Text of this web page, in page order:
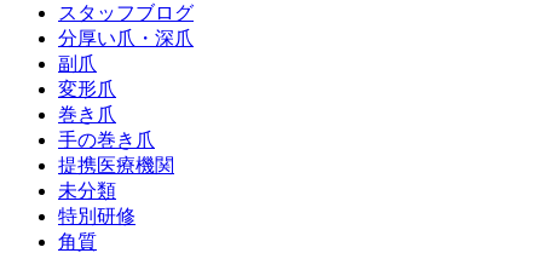
スタッフブログ
分厚い爪・深爪
副爪
変形爪
巻き爪
手の巻き爪
提携医療機関
未分類
特別研修
角質